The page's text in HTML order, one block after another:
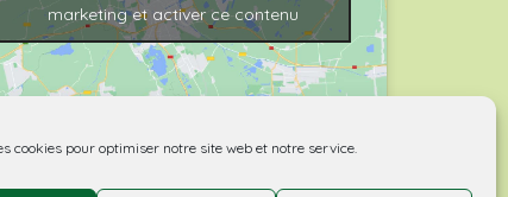
cookies pour optimiser notre site web et notre service.
marketing et activer ce contenu